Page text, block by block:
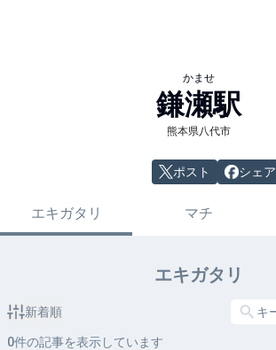
かませ
鎌瀬駅
熊本県八代市
ポスト シェア
エキガタリ マチ
エキガタリ
新着順
0件の記事を表示しています